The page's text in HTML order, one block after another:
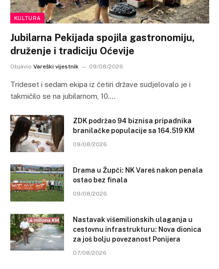
KULTURA
Jubilarna Pekijada spojila gastronomiju,
druženje i tradiciju Oćevije
Objavio Vareški vijestnik 09/08/2026
Trideset i sedam ekipa iz četiri države sudjelovalo je i
takmičilo se na jubilarnom, 10.…
ZDK podržao 94 biznisa pripadnika
branilačke populacije sa 164.519 KM
09/08/2026
Drama u Župči: NK Vareš nakon penala
ostao bez finala
09/08/2026
Nastavak višemilionskih ulaganja u
cestovnu infrastrukturu: Nova dionica
za još bolju povezanost Ponijera
07/08/2026